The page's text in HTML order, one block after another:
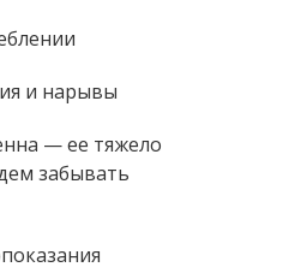
и нарывы
— ее тяжело
забывать